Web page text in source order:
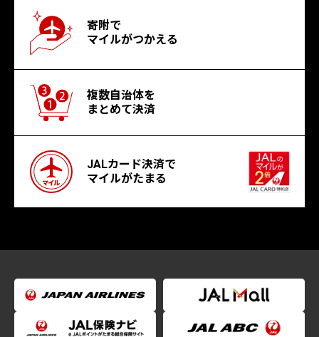
寄附で
マイルがつかえる
複数自治体を
まとめて決済
JALカード決済で
マイルがたまる